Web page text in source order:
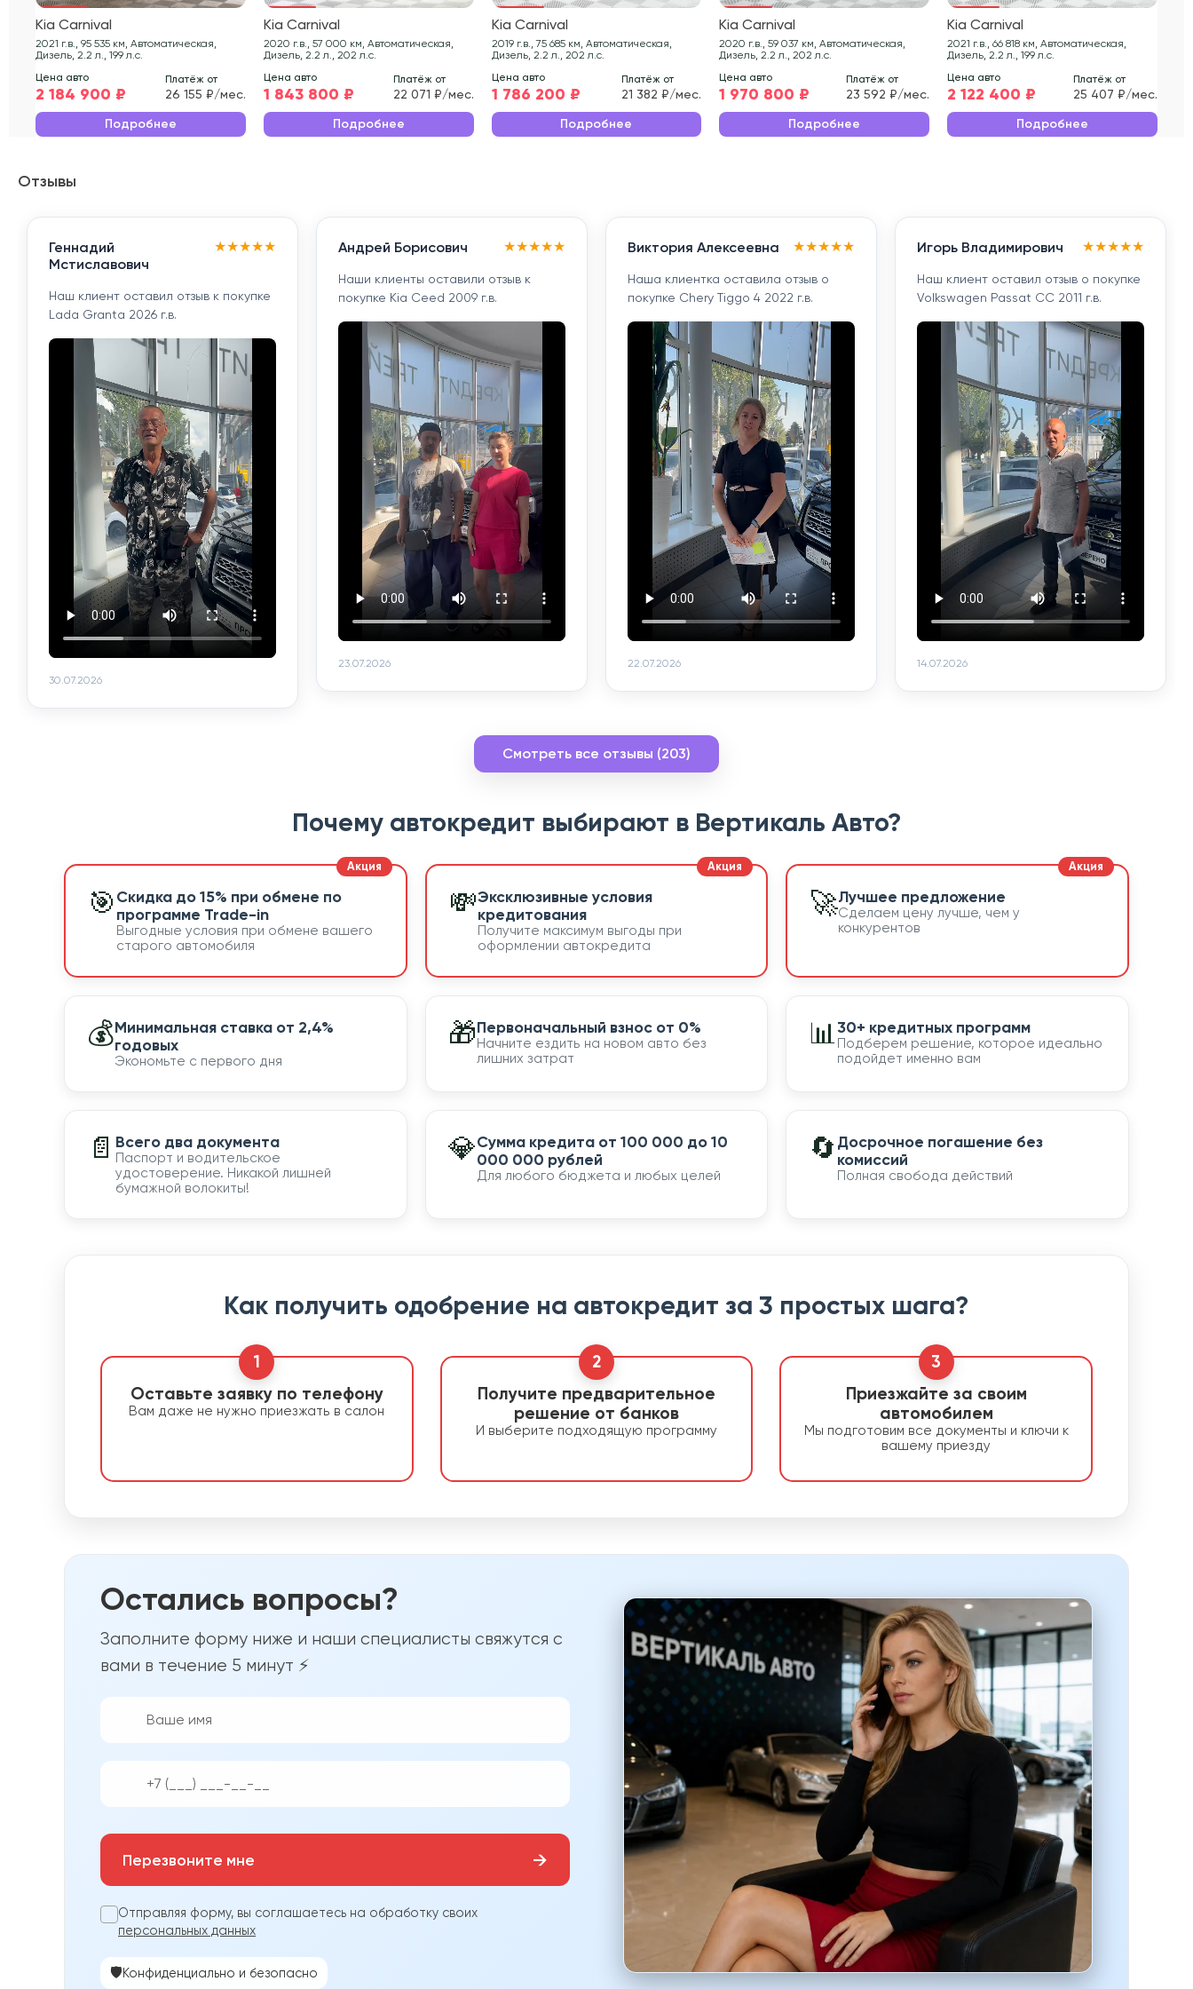
Kia Carnival
2021 г.в., 95 535 км, Автоматическая,
Дизель, 2.2 л., 199 л.с.
Цена авто
2 184 900 ₽
Платёж от
26 155 ₽/мес.
Подробнее
Kia Carnival
2020 г.в., 57 000 км, Автоматическая,
Дизель, 2.2 л., 202 л.с.
Цена авто
1 843 800 ₽
Платёж от
22 071 ₽/мес.
Подробнее
Kia Carnival
2019 г.в., 75 685 км, Автоматическая,
Дизель, 2.2 л., 202 л.с.
Цена авто
1 786 200 ₽
Платёж от
21 382 ₽/мес.
Подробнее
Kia Carnival
2020 г.в., 59 037 км, Автоматическая,
Дизель, 2.2 л., 202 л.с.
Цена авто
1 970 800 ₽
Платёж от
23 592 ₽/мес.
Подробнее
Kia Carnival
2021 г.в., 66 818 км, Автоматическая,
Дизель, 2.2 л., 199 л.с.
Цена авто
2 122 400 ₽
Платёж от
25 407 ₽/мес.
Подробнее
Отзывы
Геннадий
Мстиславович
★★★★★
Наш клиент оставил отзыв к покупке
Lada Granta 2026 г.в.
30.07.2026
Андрей Борисович ★★★★★
Наши клиенты оставили отзыв к
покупке Kia Ceed 2009 г.в.
23.07.2026
Виктория Алексеевна ★★★★★
Наша клиентка оставила отзыв о
покупке Chery Tiggo 4 2022 г.в.
22.07.2026
Игорь Владимирович ★★★★★
Наш клиент оставил отзыв о покупке
Volkswagen Passat CC 2011 г.в.
14.07.2026
Смотреть все отзывы (203)
Почему автокредит выбирают в Вертикаль Авто?
🎯 Скидка до 15% при обмене по
программе Trade-in
Выгодные условия при обмене вашего
старого автомобиля
💸Эксклюзивные условия
кредитования
Получите максимум выгоды при
оформлении автокредита
🚀Лучшее предложение
Сделаем цену лучше, чем у
конкурентов
💰Минимальная ставка от 2,4%
годовых
Экономьте с первого дня
🎁Первоначальный взнос от 0%
Начните ездить на новом авто без
лишних затрат
📊30+ кредитных программ
Подберем решение, которое идеально
подойдет именно вам
📄 Всего два документа
Паспорт и водительское
удостоверение. Никакой лишней
бумажной волокиты!
💎Сумма кредита от 100 000 до 10
000 000 рублей
Для любого бюджета и любых целей
🔄 Досрочное погашение без
комиссий
Полная свобода действий
Как получить одобрение на автокредит за 3 простых шага?
1
Оставьте заявку по телефону
Вам даже не нужно приезжать в салон
2
Получите предварительное
решение от банков
И выберите подходящую программу
3
Приезжайте за своим
автомобилем
Мы подготовим все документы и ключи к
вашему приезду
Остались вопросы?
Заполните форму ниже и наши специалисты свяжутся с
вами в течение 5 минут ⚡
Перезвоните мне →
Отправляя форму, вы соглашаетесь на обработку своих
персональных данных
🛡️Конфиденциально и безопасно